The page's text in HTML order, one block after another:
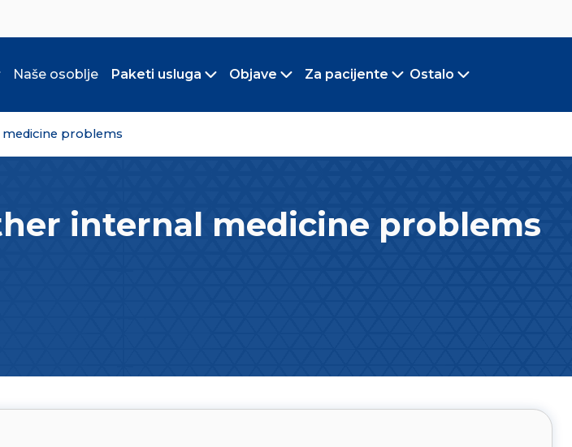
submenu
Naše osoblje Paketi usluga
Toggle submenu
Objave
Toggle submenu
Za pacijente
Toggle submenu
Ostalo
Toggle
problems
internal medicine problems